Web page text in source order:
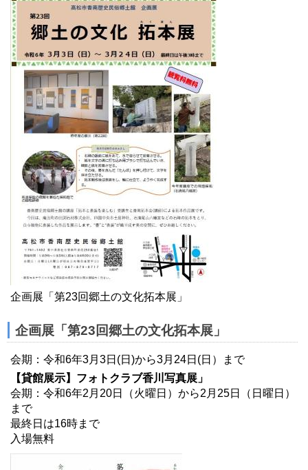
企画展「第23回郷土の文化拓本展」
企画展「第23回郷土の文化拓本展」
会期：令和6年3月3日(日)から3月24日(日）まで
【貸館展示】フォトクラブ香川写真展」
会期：令和6年2月20日（火曜日）から2月25日（日曜日）
まで
最終日は16時まで
入場無料